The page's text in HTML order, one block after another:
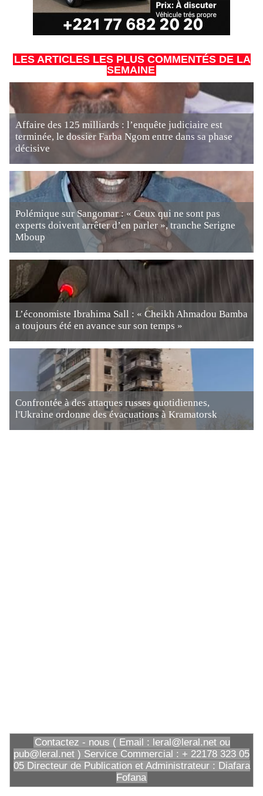
LES ARTICLES LES PLUS COMMENTÉS DE LA
SEMAINE
Affaire des 125 milliards : l’enquête judiciaire est
terminée, le dossier Farba Ngom entre dans sa phase
décisive
Polémique sur Sangomar : « Ceux qui ne sont pas
experts doivent arrêter d’en parler », tranche Serigne
Mboup
L’économiste Ibrahima Sall : « Cheikh Ahmadou Bamba
a toujours été en avance sur son temps »
Confrontée à des attaques russes quotidiennes,
l'Ukraine ordonne des évacuations à Kramatorsk
Contactez - nous ( Email : leral@leral.net ou
pub@leral.net ) Service Commercial : + 22178 323 05
05 Directeur de Publication et Administrateur : Diafara
Fofana